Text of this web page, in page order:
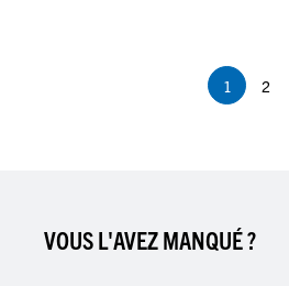
Page
courante
1 Page
2
VOUS L'AVEZ MANQUÉ ?